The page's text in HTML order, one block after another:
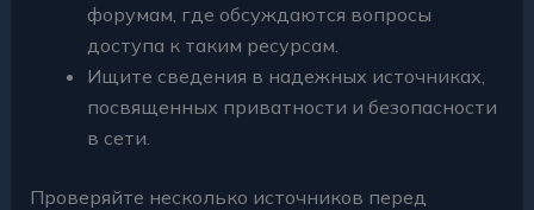
форумам, где обсуждаются вопросы
доступа к таким ресурсам.
Ищите сведения в надежных источниках,
посвященных приватности и безопасности
в сети.
Проверяйте несколько источников перед